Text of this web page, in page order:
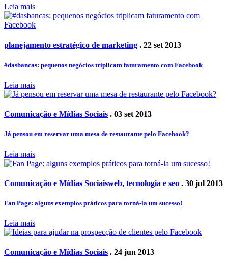
Leia mais
planejamento estratégico de marketing . 22 set 2013
#dasbancas: pequenos negócios triplicam faturamento com Facebook
Leia mais
Comunicação e Mídias Sociais . 03 set 2013
Já pensou em reservar uma mesa de restaurante pelo Facebook?
Leia mais
Comunicação e Mídias Sociaisweb, tecnologia e seo . 30 jul 2013
Fan Page: alguns exemplos práticos para torná-la um sucesso!
Leia mais
Comunicação e Mídias Sociais . 24 jun 2013